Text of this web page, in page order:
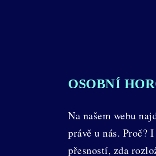
OSOBNÍ
Na našem webu
právě u nás. Proč?
přesností, zda